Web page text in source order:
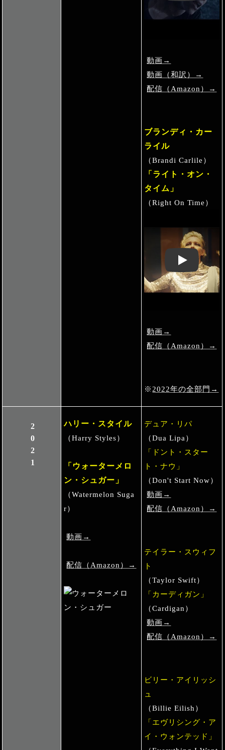
動画→
動画（和訳）→
配信（Amazon）→
ブランディ・カー
ライル
（Brandi Carlile）
「ライト・オン・
タイム」
（Right On Time）
Play: Keynote
動画→
配信（Amazon）→
※ 2022年の全部門→
2021 ハリー・スタイル
（Harry Styles）
「ウォーターメロ
ン・シュガー」
（Watermelon Suga
r）
動画→
配信（Amazon）→
デュア・リパ
（Dua Lipa）
「ドント・スター
ト・ナウ」
（Don't Start Now）
動画→
配信（Amazon）→
テイラー・スウィフ
ト
（Taylor Swift）
「カーディガン」
（Cardigan）
動画→
配信（Amazon）→
ビリー・アイリッシ
ュ
（Billie Eilish）
「エヴリシング・ア
イ・ウォンテッド」